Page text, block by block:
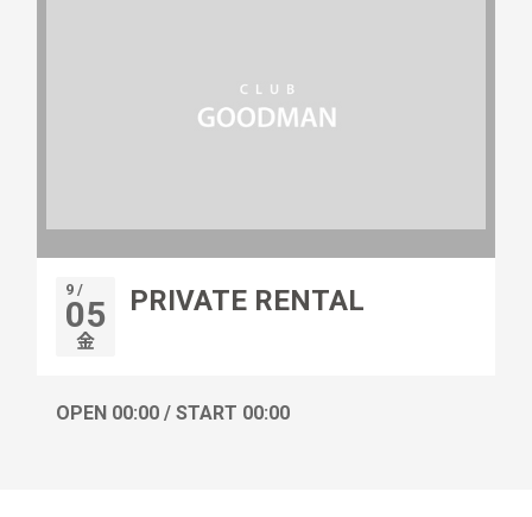
9 /
05
金
PRIVATE RENTAL
OPEN 00:00 / START 00:00